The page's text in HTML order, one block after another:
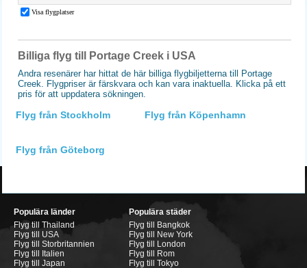
Billiga flyg till Portage Creek i USA
Andra resenärer har hittat de här billiga flygbiljetterna till Portage
Creek. Flygpriser är färskvara och kan vara inaktuella. Klicka på ett
pris för att uppdatera sökningen.
Flyg från Stockholm Flyg från Köpenhamn
Flyg från Göteborg
Populära länder
Flyg till Thailand
Flyg till USA
Flyg till Storbritannien
Flyg till Italien
Flyg till Japan
Populära städer
Flyg till Bangkok
Flyg till New York
Flyg till London
Flyg till Rom
Flyg till Tokyo